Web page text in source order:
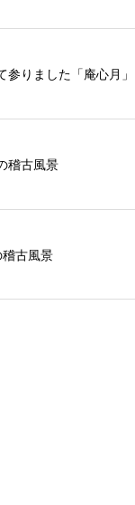
参りました「庵心月」
稽古風景
稽古風景